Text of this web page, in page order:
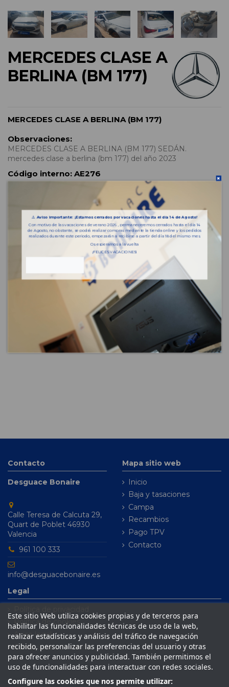
MERCEDES CLASE A
BERLINA (BM 177)
MERCEDES CLASE A BERLINA (BM 177)
Observaciones:
MERCEDES CLASE A BERLINA (BM 177) SEDÁN.
mercedes clase a berlina (bm 177) del año 2023
Código interno: AE276
Características del vehículo
2023
Bastidor
W1K3G1CB9PJ403934
BLANCO
Diesel
SEDAN
CLASE A BERLINA (BM 177)
Contacto
Desguace Bonaire
Calle Teresa de Calcuta 29,
Quart de Poblet 46930
Valencia
961 100 333
info@desguacebonaire.es
Mapa sitio web
Inicio
Baja y tasaciones
Campa
Recambios
Pago TPV
Contacto
Legal
Política de cookies
Aviso legal
Condiciones de venta
Este sitio Web utiliza cookies propias y de terceros para
habilitar las funcionalidades técnicas de uso de la web,
realizar estadísticas y análisis del tráfico de navegación
recibido, personalizar las preferencias del usuario y otras
para ofrecer anuncios y publicidad. También permitimos el
uso de funcionalidades para interactuar con redes sociales.
Configure las cookies que nos permite utilizar:
⚠️ Aviso importante: ¡Estamos cerrados por vacaciones hasta el día 14 de Agosto!
Con motivo de las vacaciones de verano 2026 , permaneceremos cerrados hasta el día 14
de Agosto, no obstante, se podrá realizar compras mediante la tienda online y los pedidos
realizados durante este periodo, empezarán a recibirse a partir del día 18 del mismo mes.
Os esperamos a la vuelta
¡FELICES VACACIONES!